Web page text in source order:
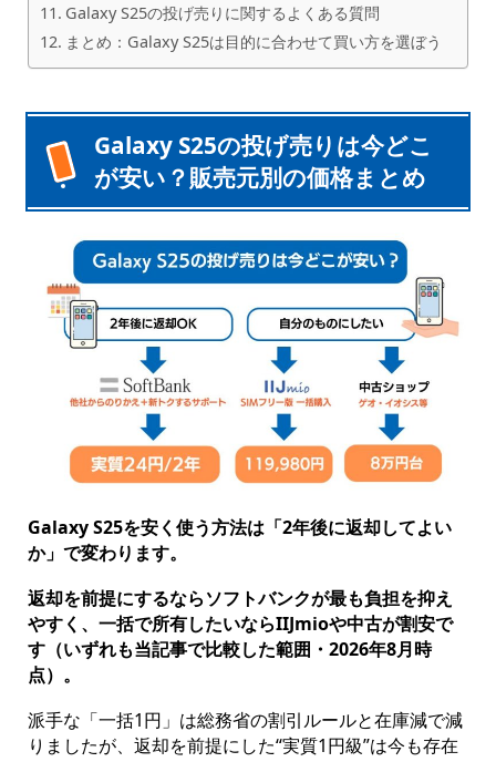
Galaxy S25の投げ売りに関するよくある質問
まとめ：Galaxy S25は目的に合わせて買い方を選ぼう
Galaxy S25の投げ売りは今どこ
が安い？販売元別の価格まとめ
Galaxy S25を安く使う方法は「2年後に返却してよい
か」で変わります。
返却を前提にするならソフトバンクが最も負担を抑え
やすく、一括で所有したいならIIJmioや中古が割安で
す（いずれも当記事で比較した範囲・2026年8月時
点）。
派手な「一括1円」は総務省の割引ルールと在庫減で減
りましたが、返却を前提にした“実質1円級”は今も存在